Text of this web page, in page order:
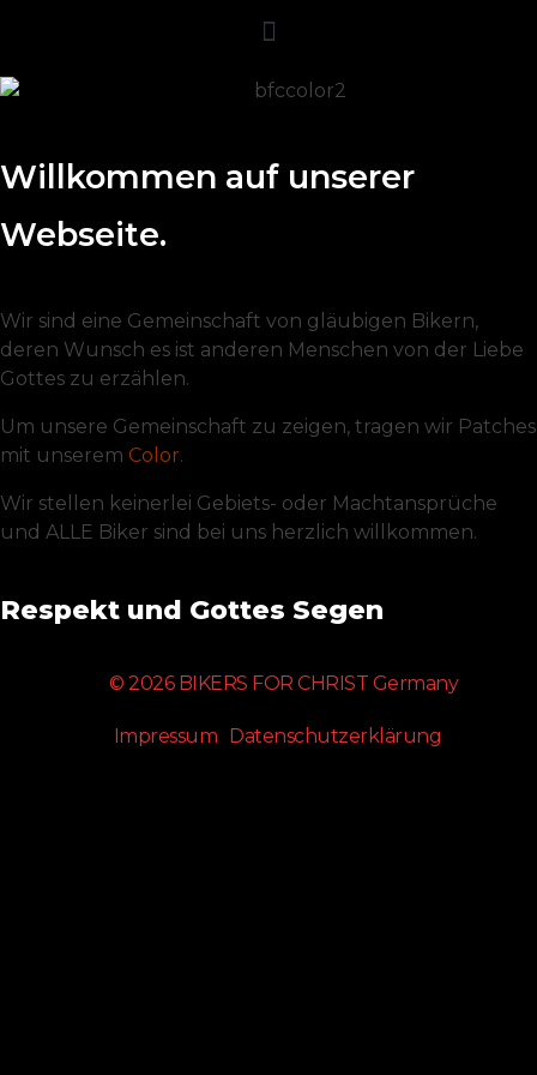
Willkommen auf unserer
Webseite.
Wir sind eine Gemeinschaft von gläubigen Bikern,
deren Wunsch es ist anderen Menschen von der Liebe
Gottes zu erzählen.
Um unsere Gemeinschaft zu zeigen, tragen wir Patches
mit unserem Color.
Wir stellen keinerlei Gebiets- oder Machtansprüche
und ALLE Biker sind bei uns herzlich willkommen.
Respekt und Gottes Segen
© 2026 BIKERS FOR CHRIST Germany
Impressum Datenschutzerklärung